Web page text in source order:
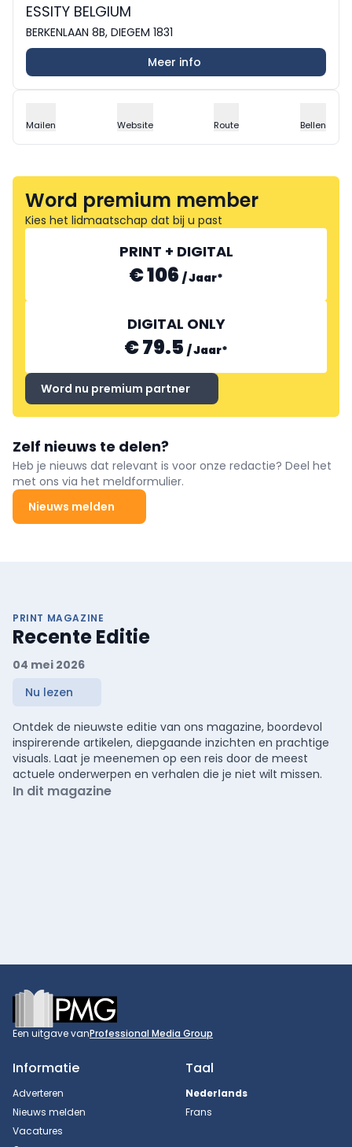
ESSITY BELGIUM
BERKENLAAN 8B, DIEGEM 1831
Meer info
Mailen Website Route Bellen
Word premium member
Kies het lidmaatschap dat bij u past
PRINT + DIGITAL
€ 106 /Jaar*
DIGITAL ONLY
€ 79.5 /Jaar*
Word nu premium partner
Zelf nieuws te delen?
Heb je nieuws dat relevant is voor onze redactie? Deel het
met ons via het meldformulier.
Nieuws melden
PRINT MAGAZINE
Recente Editie
04 mei 2026
Nu lezen
Ontdek de nieuwste editie van ons magazine, boordevol
inspirerende artikelen, diepgaande inzichten en prachtige
visuals. Laat je meenemen op een reis door de meest
actuele onderwerpen en verhalen die je niet wilt missen.
In dit magazine
Footer
Een uitgave vanProfessional Media Group
Informatie
Adverteren
Nieuws melden
Vacatures
Taal
Nederlands
Frans